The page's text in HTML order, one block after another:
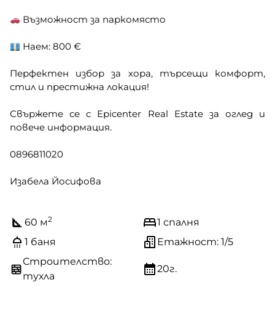
Възможност за паркомясто
Наем: 800 €
Перфектен избор за хора, търсещи комфорт,
стил и престижна локация!
Свържете се с Epicenter Real Estate за оглед и
повече информация.
0896811020
Изабела Йосифова
60 м2
1 спалня
1 баня
Етажност: 1/5
Строителство:
тухла
20г.